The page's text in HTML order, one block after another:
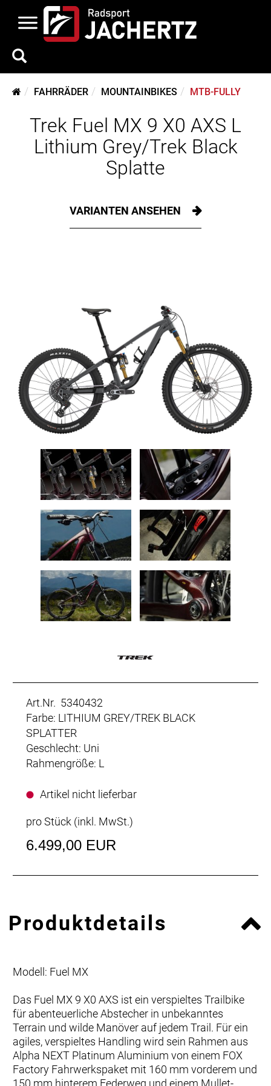
FAHRRÄDER MOUNTAINBIKES MTB-FULLY
Trek Fuel MX 9 X0 AXS L
Lithium Grey/Trek Black
Splatte
VARIANTEN ANSEHEN
Art.Nr. 5340432
Farbe: LITHIUM GREY/TREK BLACK
SPLATTER
Geschlecht: Uni
Rahmengröße: L
Artikel nicht lieferbar
pro Stück (inkl. MwSt.)
6.499,00 EUR
Produktdetails
Modell: Fuel MX
Das Fuel MX 9 X0 AXS ist ein verspieltes Trailbike
für abenteuerliche Abstecher in unbekanntes
Terrain und wilde Manöver auf jedem Trail. Für ein
agiles, verspieltes Handling wird sein Rahmen aus
Alpha NEXT Platinum Aluminium von einem FOX
Factory Fahrwerkspaket mit 160 mm vorderem und
150 mm hinterem Federweg und einem Mullet-